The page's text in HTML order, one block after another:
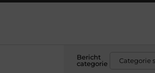
Bericht
categorie